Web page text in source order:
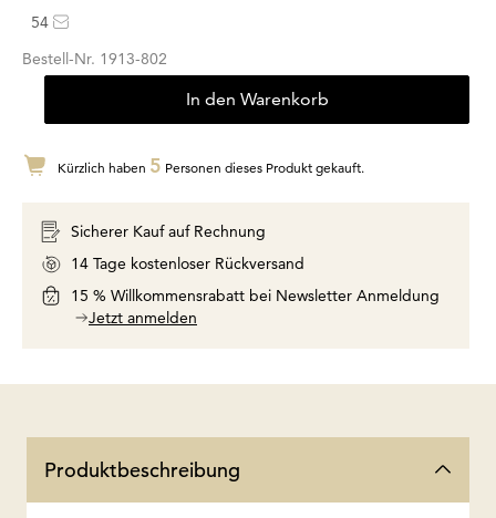
54
Bestell-Nr. 1913-802
In den Warenkorb
Kürzlich haben 5 Personen dieses Produkt gekauft.
Sicherer Kauf auf Rechnung
14 Tage kostenloser Rückversand
15 % Willkommensrabatt bei Newsletter Anmeldung
Jetzt anmelden
Produktbeschreibung